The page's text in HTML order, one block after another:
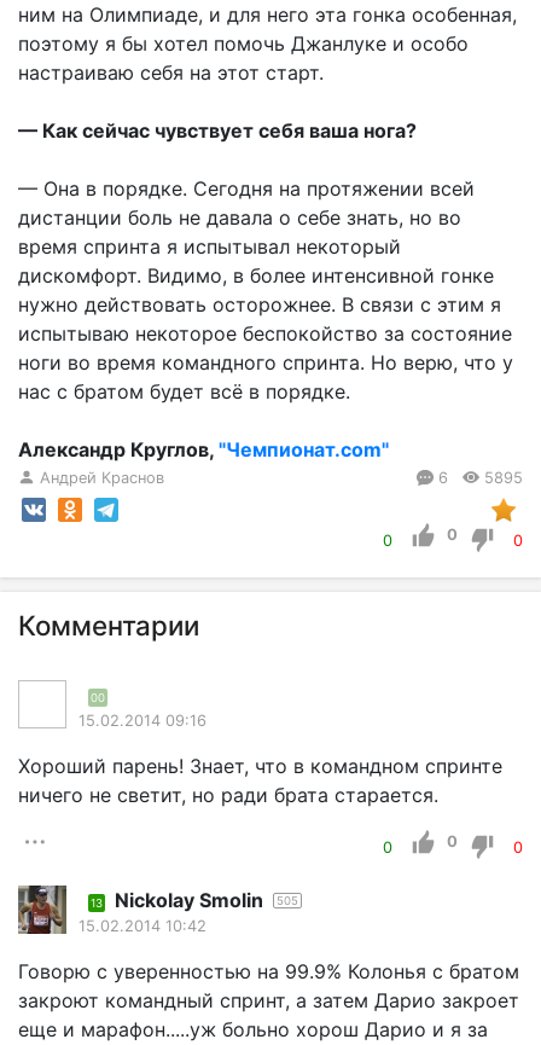
ним на Олимпиаде, и для него эта гонка особенная,
поэтому я бы хотел помочь Джанлуке и особо
настраиваю себя на этот старт.
— Как сейчас чувствует себя ваша нога?
— Она в порядке. Сегодня на протяжении всей
дистанции боль не давала о себе знать, но во
время спринта я испытывал некоторый
дискомфорт. Видимо, в более интенсивной гонке
нужно действовать осторожнее. В связи с этим я
испытываю некоторое беспокойство за состояние
ноги во время командного спринта. Но верю, что у
нас с братом будет всё в порядке.
Александр Круглов, "Чемпионат.com"
Андрей Краснов 6 5895
0 0 0
Комментарии
00
15.02.2014 09:16
Хороший парень! Знает, что в командном спринте
ничего не светит, но ради брата старается.
0 0 0
13 Nickolay Smolin 505
15.02.2014 10:42
Говорю с уверенностью на 99.9% Колонья с братом
закроют командный спринт, а затем Дарио закроет
еще и марафон.....уж больно хорош Дарио и я за